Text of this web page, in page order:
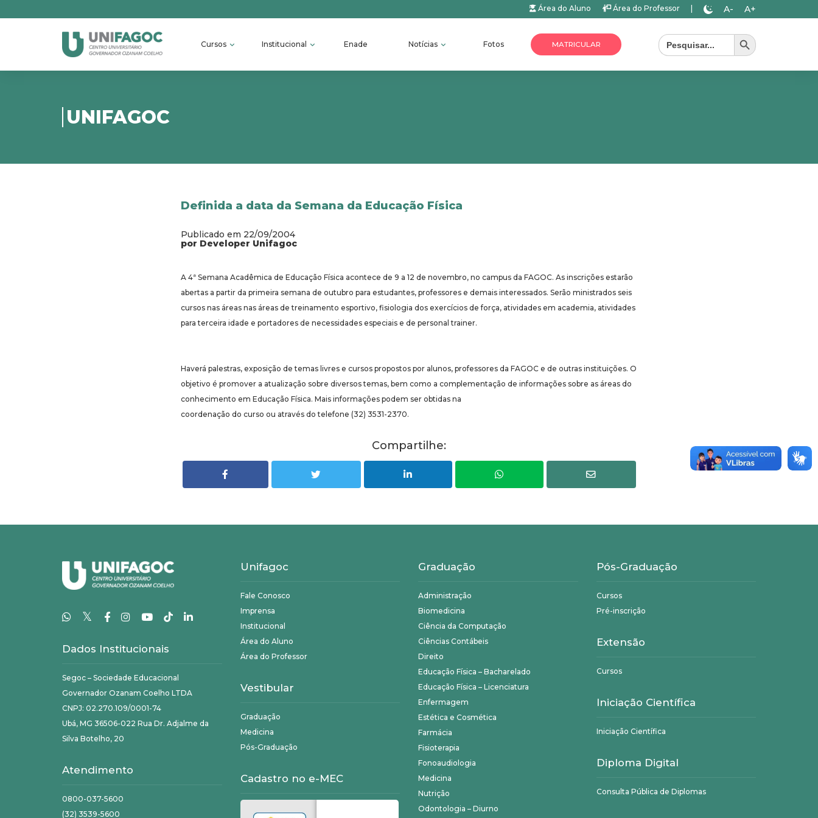
Área do Aluno Área do Professor A- A+
Cursos Institucional Enade Notícias Fotos MATRICULAR
Search
for:
Search Button
UNIFAGOC
Definida a data da Semana da Educação Física
Publicado em 22/09/2004
por Developer Unifagoc
A 4ª Semana Acadêmica de Educação Física acontece de 9 a 12 de novembro, no campus da FAGOC. As inscrições estarão
abertas a partir da primeira semana de outubro para estudantes, professores e demais interessados. Serão ministrados seis
cursos nas áreas nas áreas de treinamento esportivo, fisiologia dos exercícios de força, atividades em academia, atividades
para terceira idade e portadores de necessidades especiais e de personal trainer.
Haverá palestras, exposição de temas livres e cursos propostos por alunos, professores da FAGOC e de outras instituições. O
objetivo é promover a atualização sobre diversos temas, bem como a complementação de informações sobre as áreas do
conhecimento em Educação Física. Mais informações podem ser obtidas na
coordenação do curso ou através do telefone (32) 3531-2370.
Compartilhe:
𝕏
Dados Institucionais
Segoc – Sociedade Educacional
Governador Ozanam Coelho LTDA
CNPJ: 02.270.109/0001-74
Ubá, MG 36506-022 Rua Dr. Adjalme da
Silva Botelho, 20
Atendimento
0800-037-5600
(32) 3539-5600
Unifagoc
Fale Conosco
Imprensa
Institucional
Área do Aluno
Área do Professor
Vestibular
Graduação
Medicina
Pós-Graduação
Cadastro no e-MEC
Graduação
Administração
Biomedicina
Ciência da Computação
Ciências Contábeis
Direito
Educação Física – Bacharelado
Educação Física – Licenciatura
Enfermagem
Estética e Cosmética
Farmácia
Fisioterapia
Fonoaudiologia
Medicina
Nutrição
Odontologia – Diurno
Pós-Graduação
Cursos
Pré-inscrição
Extensão
Cursos
Iniciação Científica
Iniciação Científica
Diploma Digital
Consulta Pública de Diplomas